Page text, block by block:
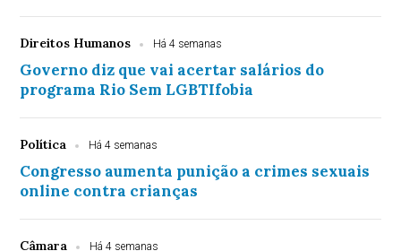
Direitos Humanos Há 4 semanas
Governo diz que vai acertar salários do
programa Rio Sem LGBTIfobia
Política Há 4 semanas
Congresso aumenta punição a crimes sexuais
online contra crianças
Câmara Há 4 semanas